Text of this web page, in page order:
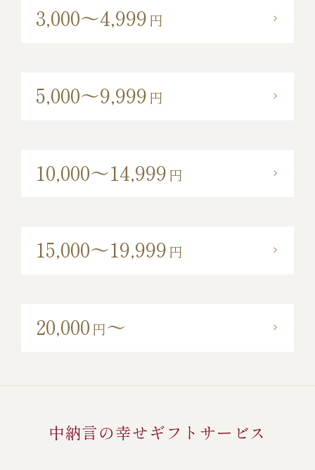
3,000～4,999 円
5,000～9,999 円
10,000～14,999 円
15,000～19,999 円
20,000 円～
中納言の幸せギフトサービス